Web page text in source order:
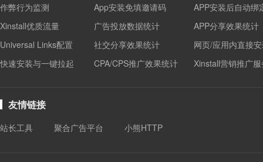
作弊行为监测
Xinstall优质流量
Universal Links配置
快速安装与一键拉起
App安装免填邀请码
APP安装后自动绑
广告投放数据统计
APP分享效果统计
社交分享效果统计
网页/应用内直接
CPA/CPS推广效果统计
Xinstall营销推广
友情链接
站长工具 聚合广告平台 小熊HTTP